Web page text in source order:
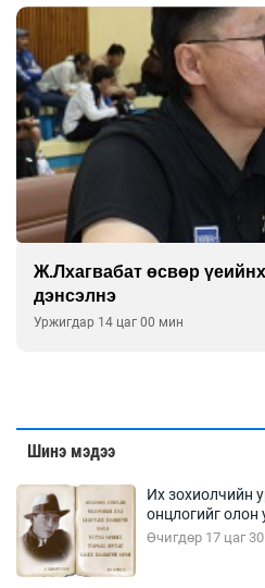
Монголын баг Абу Дабид
буулгаж байна
Уржигдар 12 цаг 30 мин
Шинэ мэдээ
Их зохиолчийн
онцлогийг олон
Өчигдөр 17 цаг